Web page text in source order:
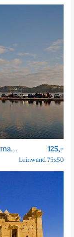
Goldene Stunde in Belém – Das Denkmal der Entdeckungen 125,-
Leinwand 75x50